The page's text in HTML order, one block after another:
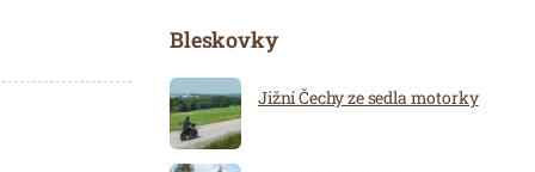
Bleskovky
Jižní Čechy ze sedla motorky